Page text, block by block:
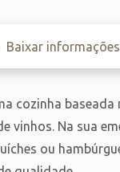
Baixar
cozinha
vinhos. Na sua
ou